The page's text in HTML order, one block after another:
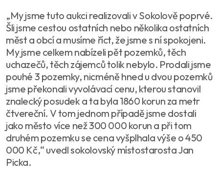
„My jsme tuto aukci realizovali v Sokolově poprvé.
Šli jsme cestou ostatních nebo několika ostatních
měst a obcí a musíme říct, že jsme s ní spokojeni.
My jsme celkem nabízeli pět pozemků, těch
uchazečů, těch zájemců tolik nebylo. Prodali jsme
pouhé 3 pozemky, nicméně hned u dvou pozemků
jsme překonali vyvolávací cenu, kterou stanovil
znalecký posudek a ta byla 1860 korun za metr
čtvereční. V tom jednom případě jsme dostali
jako město více než 300 000 korun a při tom
druhém pozemku se cena vyšplhala výše o 450
000 Kč,“ uvedl sokolovský místostarosta Jan
Picka.